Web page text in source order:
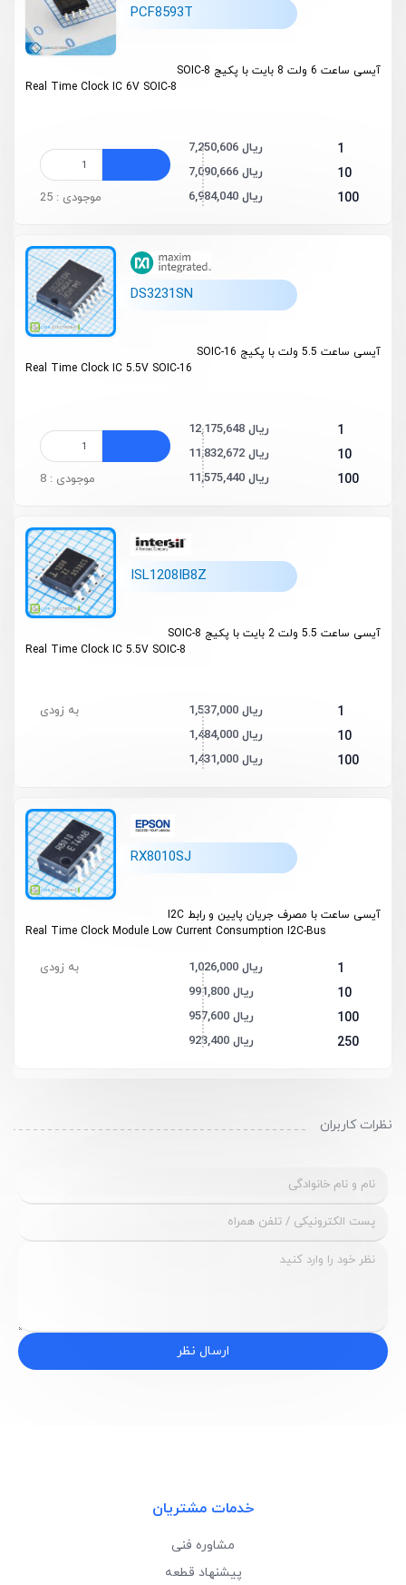
PCF8593T
آیسی ساعت 6 ولت 8 بایت با پکیج SOIC-8
Real Time Clock IC 6V SOIC-8
1 7,250,606 ریال
10 7,090,666 ریال
100 6,984,040 ریال موجودی : 25
DS3231SN
آیسی ساعت 5.5 ولت با پکیج SOIC-16
Real Time Clock IC 5.5V SOIC-16
1 12,175,648 ریال
10 11,832,672 ریال
100 11,575,440 ریال موجودی : 8
ISL1208IB8Z
آیسی ساعت 5.5 ولت 2 بایت با پکیج SOIC-8
Real Time Clock IC 5.5V SOIC-8
1 1,537,000 ریال
10 1,484,000 ریال
100 1,431,000 ریال
به زودی
RX8010SJ
آیسی ساعت با مصرف جریان پایین و رابط I2C
Real Time Clock Module Low Current Consumption I2C-Bus
1 1,026,000 ریال
10 991,800 ریال
100 957,600 ریال
250 923,400 ریال
به زودی
نظرات کاربران
ارسال نظر
خدمات مشتریان
مشاوره فنی
پیشنهاد قطعه